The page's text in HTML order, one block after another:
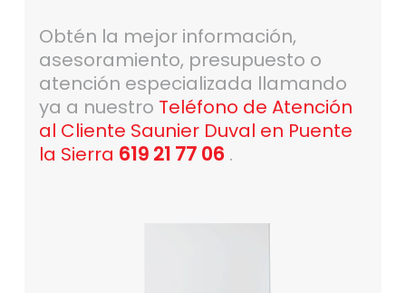
Obtén la mejor información,
asesoramiento, presupuesto o
atención especializada llamando
ya a nuestro Teléfono de Atención
al Cliente Saunier Duval en Puente
la Sierra 619 21 77 06 .